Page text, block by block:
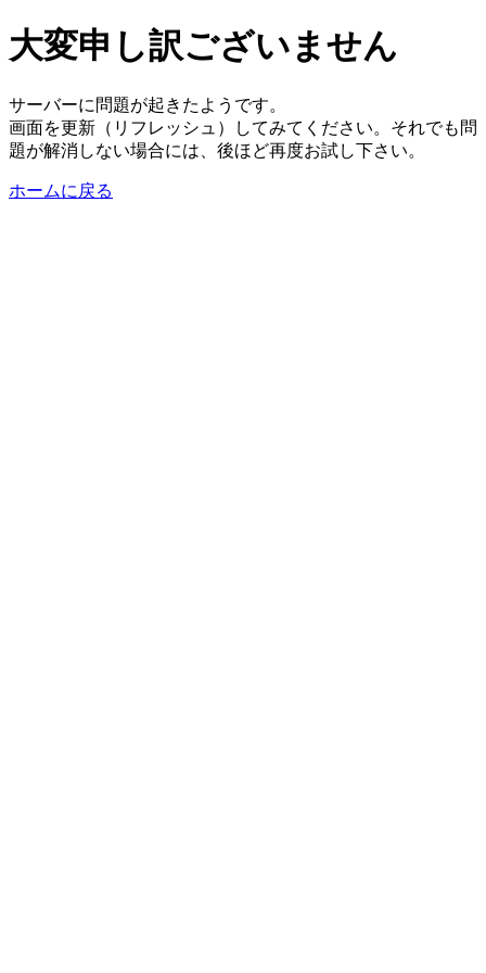
大変申し訳ございません
サーバーに問題が起きたようです。
画面を更新（リフレッシュ）してみてください。それでも問
題が解消しない場合には、後ほど再度お試し下さい。
ホームに戻る